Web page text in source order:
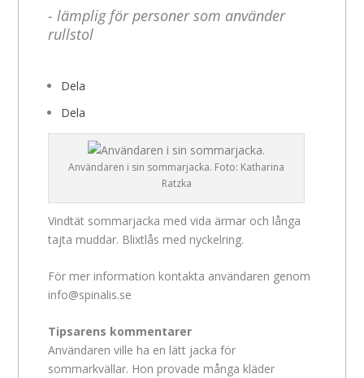
- lämplig för personer som använder
rullstol
Dela
Dela
Användaren i sin sommarjacka. Foto: Katharina
Ratzka
Vindtät sommarjacka med vida ärmar och långa
tajta muddar. Blixtlås med nyckelring.
För mer information kontakta användaren genom
info@spinalis.se
Tipsarens kommentarer
Användaren ville ha en lätt jacka för
sommarkvällar. Hon provade många kläder